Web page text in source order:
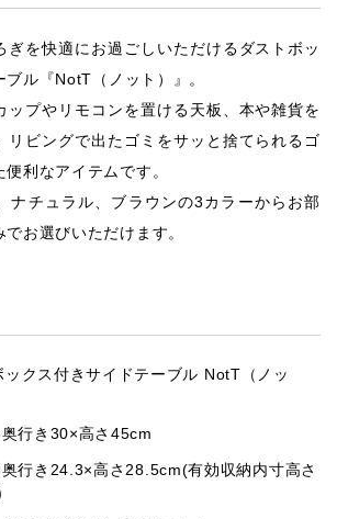
ぎを快適にお過ごしいただけるダストボッ
ル『NotT（ノット）』。
ップやリモコンを置ける天板、本や雑貨を
リビングで出たゴミをサッと捨てられるゴ
利なアイテムです。
ナチュラル、ブラウンの3カラーからお部
お選びいただけます。
ックス付きサイドテーブル NotT（ノッ
行き30×高さ45cm
行き24.3×高さ28.5cm(有効収納内寸高さ